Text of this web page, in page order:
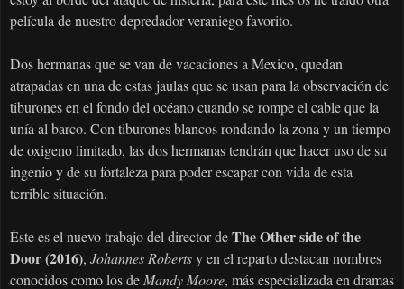
película de nuestro depredador veraniego favorito.
Dos hermanas que se van de vacaciones a Mexico, quedan
atrapadas en una de estas jaulas que se usan para la observación de
tiburones en el fondo del océano cuando se rompe el cable que la
unía al barco. Con tiburones blancos rondando la zona y un tiempo
de oxigeno limitado, las dos hermanas tendrán que hacer uso de su
ingenio y de su fortaleza para poder escapar con vida de esta
terrible situación.
Éste es el nuevo trabajo del director deThe Other side of the
Door (2016), Johannes Robertsy en el reparto destacan nombres
conocidos como los de Mandy Moore, más especializada en dramas